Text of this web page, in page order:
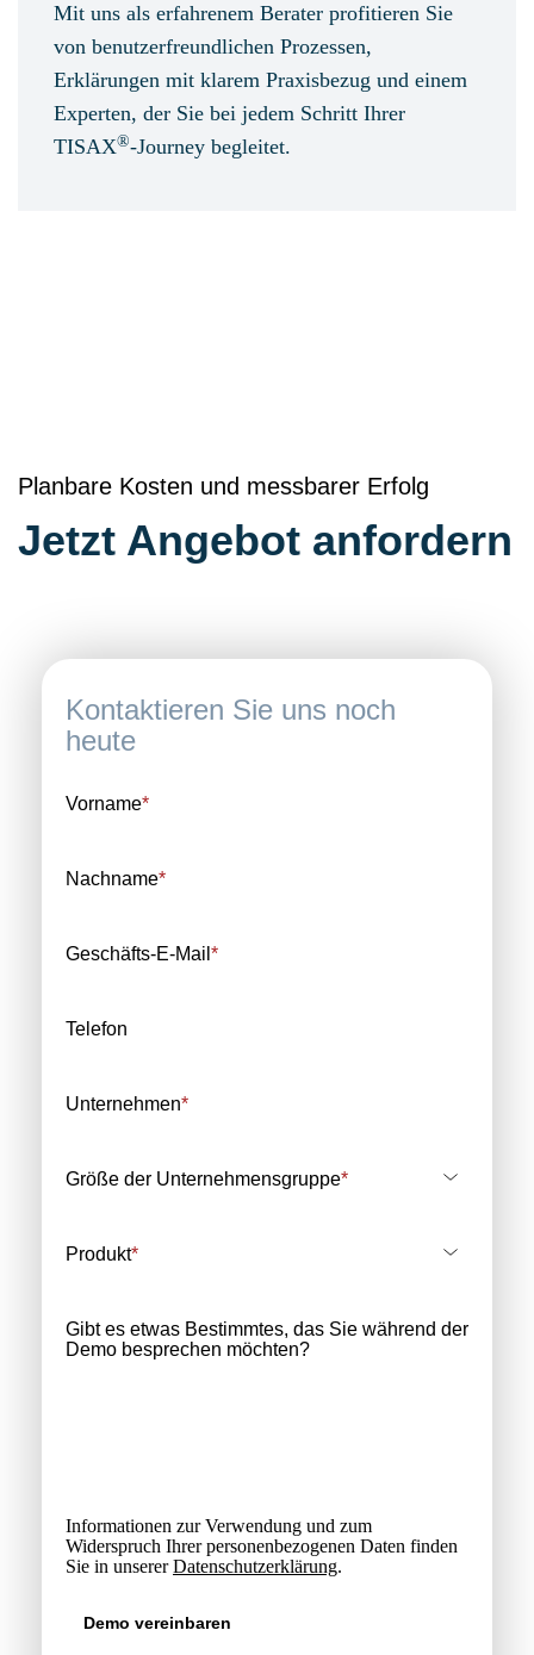
Mit uns als erfahrenem Berater profitieren Sie
von benutzerfreundlichen Prozessen,
Erklärungen mit klarem Praxisbezug und einem
Experten, der Sie bei jedem Schritt Ihrer
TISAX®-Journey begleitet.
Planbare Kosten und messbarer Erfolg
Jetzt Angebot anfordern
Kontaktieren Sie uns noch
heute
Vorname*
Nachname*
Geschäfts-E-Mail *
Telefon
Unternehmen*
Größe der Unternehmensgruppe*
Produkt*
Gibt es etwas Bestimmtes, das Sie während der
Demo besprechen möchten?
Informationen zur Verwendung und zum
Widerspruch Ihrer personenbezogenen Daten finden
Sie in unsererDatenschutzerklärung.